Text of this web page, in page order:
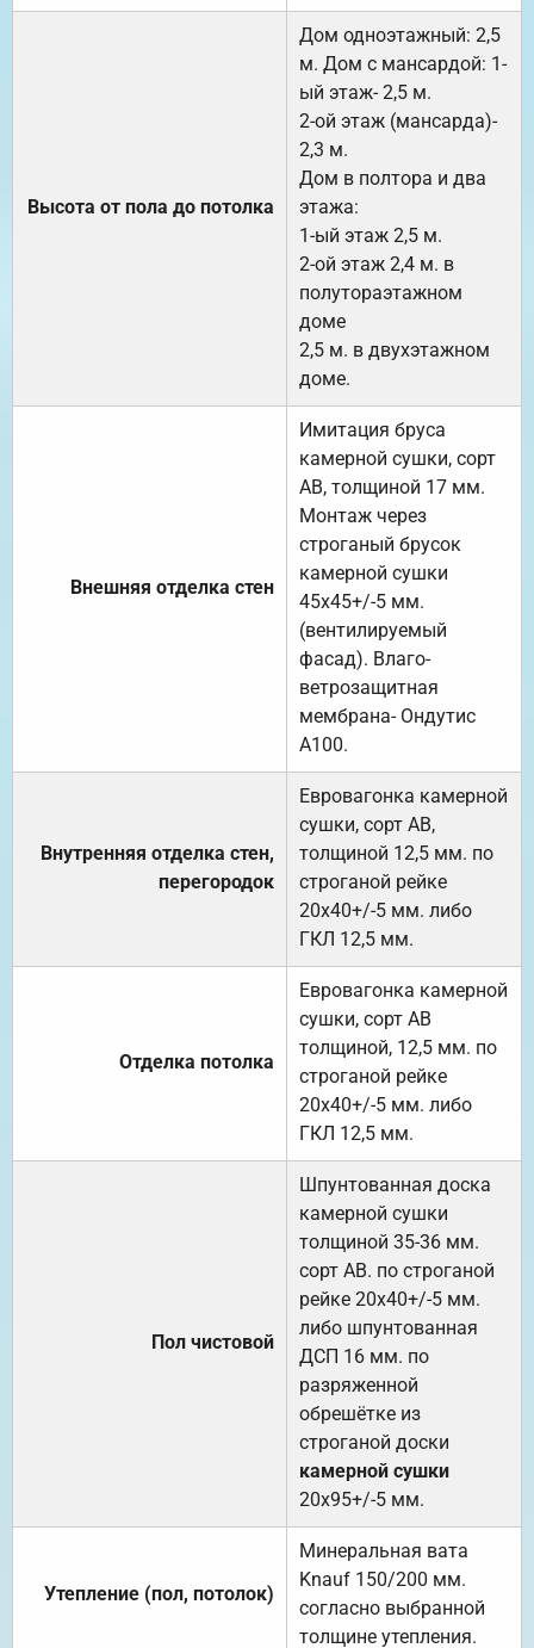
Высота от пола до потолка
Дом одноэтажный: 2,5
м. Дом с мансардой: 1-
ый этаж- 2,5 м.
2-ой этаж (мансарда)-
2,3 м.
Дом в полтора и два
этажа:
1-ый этаж 2,5 м.
2-ой этаж 2,4 м. в
полутораэтажном
доме
2,5 м. в двухэтажном
доме.
Внешняя отделка стен
Имитация бруса
камерной сушки, сорт
АВ, толщиной 17 мм.
Монтаж через
строганый брусок
камерной сушки
45х45+/-5 мм.
(вентилируемый
фасад). Влаго-
ветрозащитная
мембрана- Ондутис
А100.
Внутренняя отделка стен,
перегородок
Евровагонка камерной
сушки, сорт АВ,
толщиной 12,5 мм. по
строганой рейке
20х40+/-5 мм. либо
ГКЛ 12,5 мм.
Отделка потолка
Евровагонка камерной
сушки, сорт АВ
толщиной, 12,5 мм. по
строганой рейке
20х40+/-5 мм. либо
ГКЛ 12,5 мм.
Пол чистовой
Шпунтованная доска
камерной сушки
толщиной 35-36 мм.
сорт АВ. по строганой
рейке 20х40+/-5 мм.
либо шпунтованная
ДСП 16 мм. по
разряженной
обрешётке из
строганой доски
камерной сушки
20х95+/-5 мм.
Утепление (пол, потолок)
Минеральная вата
Knauf 150/200 мм.
согласно выбранной
толщине утепления.